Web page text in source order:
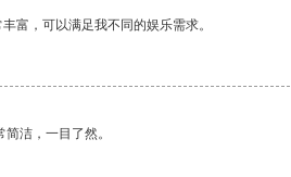
富，可以满足我不同的娱乐需求。
洁，一目了然。